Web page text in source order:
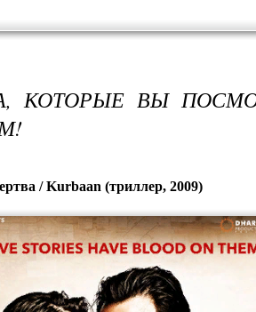
КОТОРЫЕ ВЫ
/ Kurbaan (триллер, 2009)